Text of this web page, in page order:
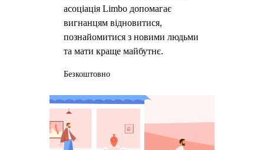
асоціація Limbo допомагає
вигнанцям відновитися,
познайомитися з новими людьми
та мати краще майбутнє.
Безкоштовно